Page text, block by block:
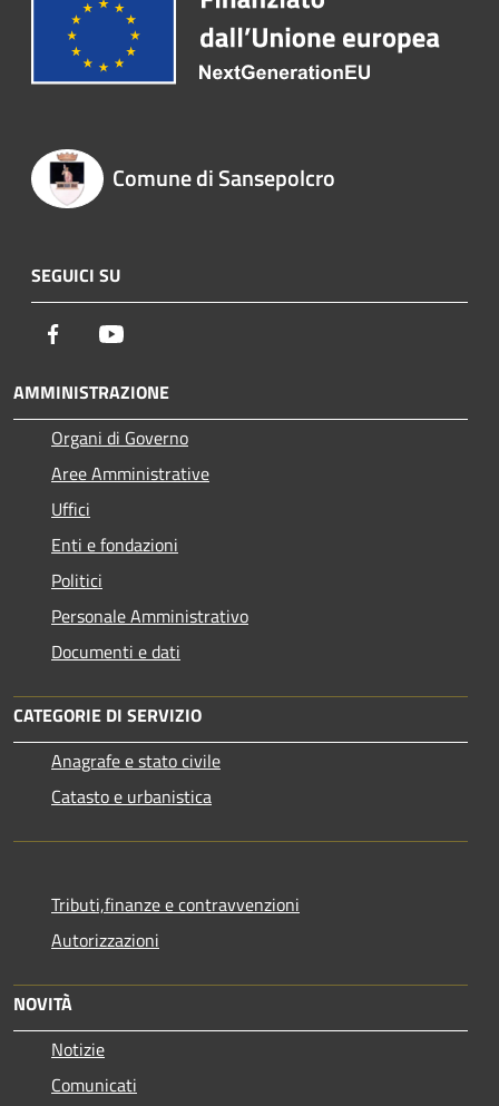
Comune di Sansepolcro
SEGUICI SU
Facebook
AMMINISTRAZIONE
Organi di Governo
Aree Amministrative
Uffici
Enti e fondazioni
Politici
Personale Amministrativo
Documenti e dati
CATEGORIE DI SERVIZIO
Anagrafe e stato civile
Catasto e urbanistica
Tributi,finanze e contravvenzioni
Autorizzazioni
NOVITÀ
Notizie
Comunicati